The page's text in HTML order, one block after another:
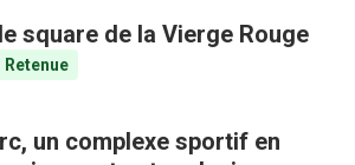
square de la Vierge Rouge
Retenue
un complexe sportif en